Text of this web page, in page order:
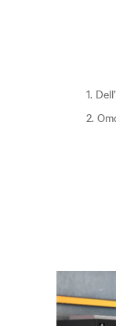
1.
2.